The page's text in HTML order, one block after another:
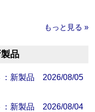
もっと見る »
品
：新製品 2026/08/05
：新製品 2026/08/04